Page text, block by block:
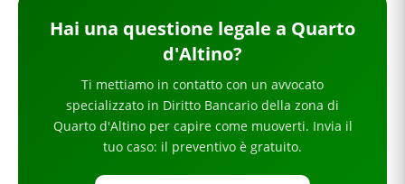
Hai una questione legale a Quarto
d'Altino?
Ti mettiamo in contatto con un avvocato
specializzato in Diritto Bancario della zona di
Quarto d'Altinoper capire come muoverti. Invia il
tuo caso: il preventivo è gratuito.